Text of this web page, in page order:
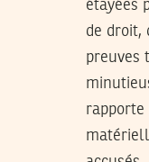
étayées
de droit,
preuves
rapporte